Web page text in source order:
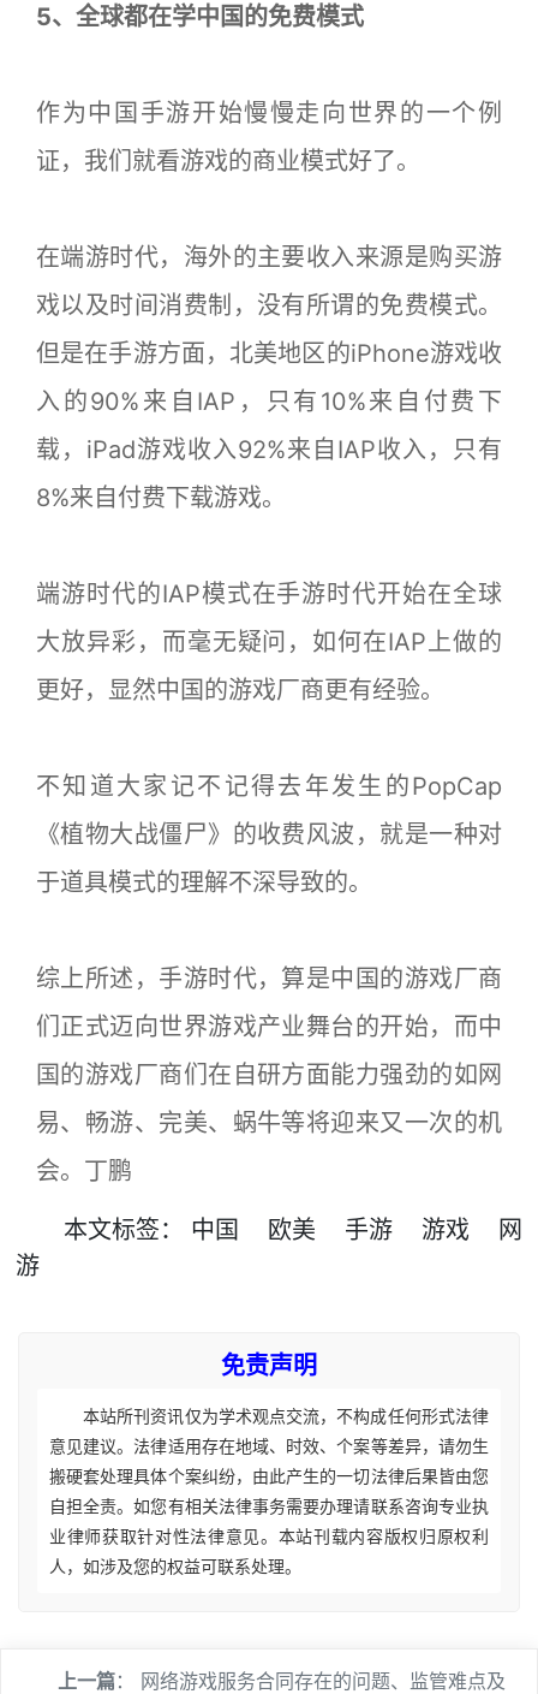
5、全球都在学中国的免费模式
作为中国手游开始慢慢走向世界的一个例
证，我们就看游戏的商业模式好了。
在端游时代，海外的主要收入来源是购买游
戏以及时间消费制，没有所谓的免费模式。
但是在手游方面，北美地区的iPhone游戏收
入的90%来自IAP，只有10%来自付费下
载，iPad游戏收入92%来自IAP收入，只有
8%来自付费下载游戏。
端游时代的IAP模式在手游时代开始在全球
大放异彩，而毫无疑问，如何在IAP上做的
更好，显然中国的游戏厂商更有经验。
不知道大家记不记得去年发生的PopCap
《植物大战僵尸》的收费风波，就是一种对
于道具模式的理解不深导致的。
综上所述，手游时代，算是中国的游戏厂商
们正式迈向世界游戏产业舞台的开始，而中
国的游戏厂商们在自研方面能力强劲的如网
易、畅游、完美、蜗牛等将迎来又一次的机
会。丁鹏
本文标签： 中国 欧美 手游 游戏
网
游
免责声明
本站所刊资讯仅为学术观点交流，不构成任何形式法律
意见建议。法律适用存在地域、时效、个案等差异，请勿生
搬硬套处理具体个案纠纷，由此产生的一切法律后果皆由您
自担全责。如您有相关法律事务需要办理请联系咨询专业执
业律师获取针对性法律意见。本站刊载内容版权归原权利
人，如涉及您的权益可联系处理。
上一篇： 网络游戏服务合同存在的问题、监管难点及